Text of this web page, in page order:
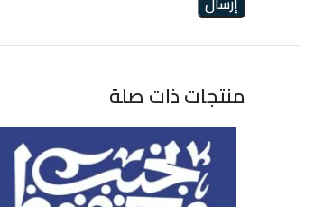
منتجات ذات صلة